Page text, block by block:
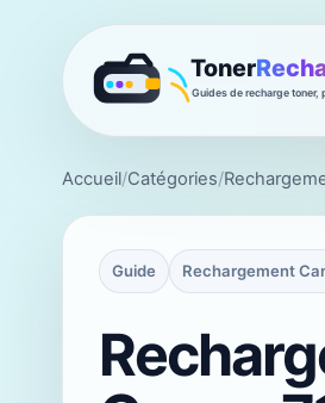
Accueil/Catégories/
Guide Rechargement